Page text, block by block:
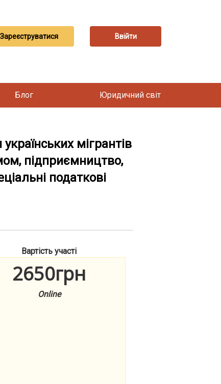
Зареєструватися Ввійти
Блог Юридичний світ
мігрантів
підприємництво,
податкові
Вартість участі
2650грн
Online